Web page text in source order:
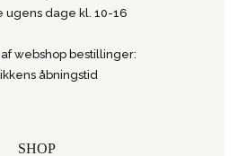
ugens dage kl. 10-16
webshop bestillinger:
åbningstid
SHOP